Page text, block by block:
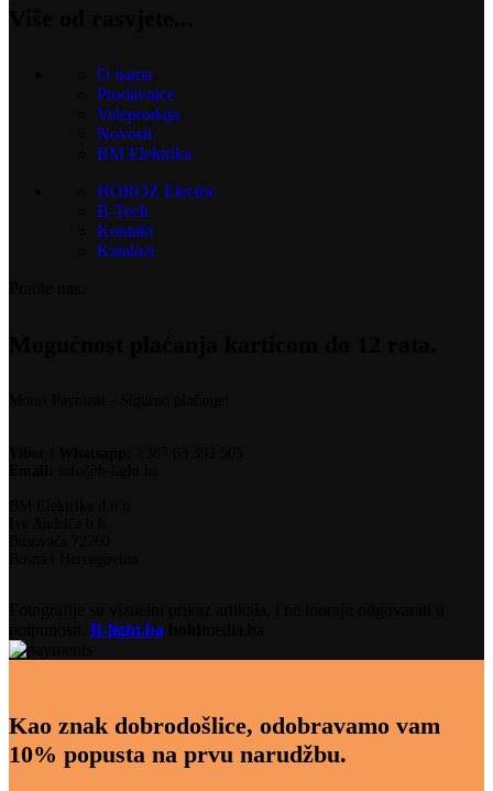
O nama
Prodavnice
Veleprodaja
Novosti
BM Elektrika
HOROZ Electric
B-Tech
Kontakt
Katalozi
B-light.ba
Kao znak dobrodošlice, odobravamo vam
10% popusta na prvu narudžbu.